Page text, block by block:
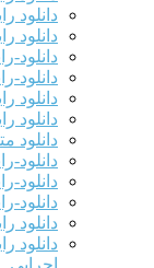
دانلود
دانلود
دانلود-
دانلود-
دانلود
دانلود
دانلود
دانلود-
دانلود-
دانلود-
دانلود
دانلود
اجرایی